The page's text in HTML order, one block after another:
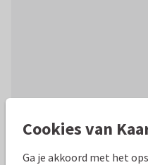
Mooie extra's bij je
Cookies van
Ga je akkoord met het